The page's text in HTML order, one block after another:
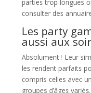
parties trop longues
consulter des
Les party
aussi aux
Absolument ! Leur
les rendent parfaits
compris celles avec
groupes d’âges variés.